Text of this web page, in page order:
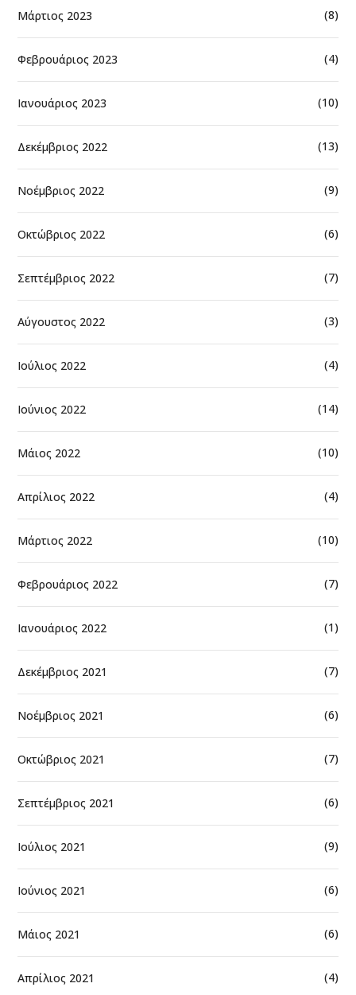
Μάρτιος 2023 (8)
Φεβρουάριος 2023 (4)
Ιανουάριος 2023 (10)
Δεκέμβριος 2022 (13)
Νοέμβριος 2022 (9)
Οκτώβριος 2022 (6)
Σεπτέμβριος 2022 (7)
Αύγουστος 2022 (3)
Ιούλιος 2022 (4)
Ιούνιος 2022 (14)
Μάιος 2022 (10)
Απρίλιος 2022 (4)
Μάρτιος 2022 (10)
Φεβρουάριος 2022 (7)
Ιανουάριος 2022 (1)
Δεκέμβριος 2021 (7)
Νοέμβριος 2021 (6)
Οκτώβριος 2021 (7)
Σεπτέμβριος 2021 (6)
Ιούλιος 2021 (9)
Ιούνιος 2021 (6)
Μάιος 2021 (6)
Απρίλιος 2021 (4)